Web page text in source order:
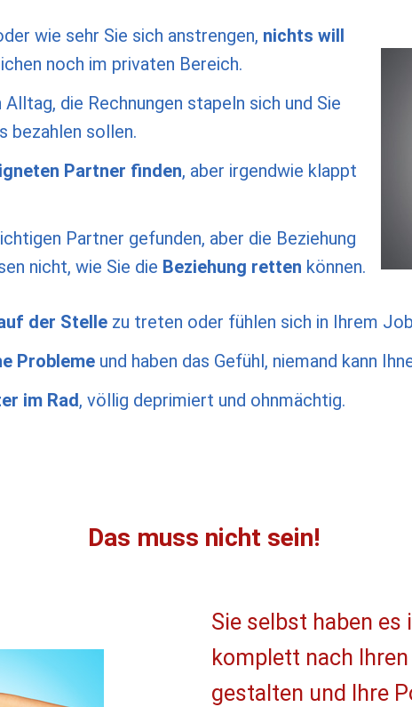
wie sehr Sie sich anstrengen, nichts will
noch im privaten Bereich.
Alltag, die Rechnungen stapeln sich und Sie
bezahlen sollen.
Partner finden, aber irgendwie klappt
Partner gefunden, aber die Beziehung
nicht, wie Sie die Beziehung retten können.
der Stelle zu treten oder fühlen sich in Ihrem
Probleme und haben das Gefühl, niemand kann
im Rad, völlig deprimiert und ohnmächtig.
Das muss nicht sein!
Sie selbst haben es
komplett nach
gestalten und Ihre